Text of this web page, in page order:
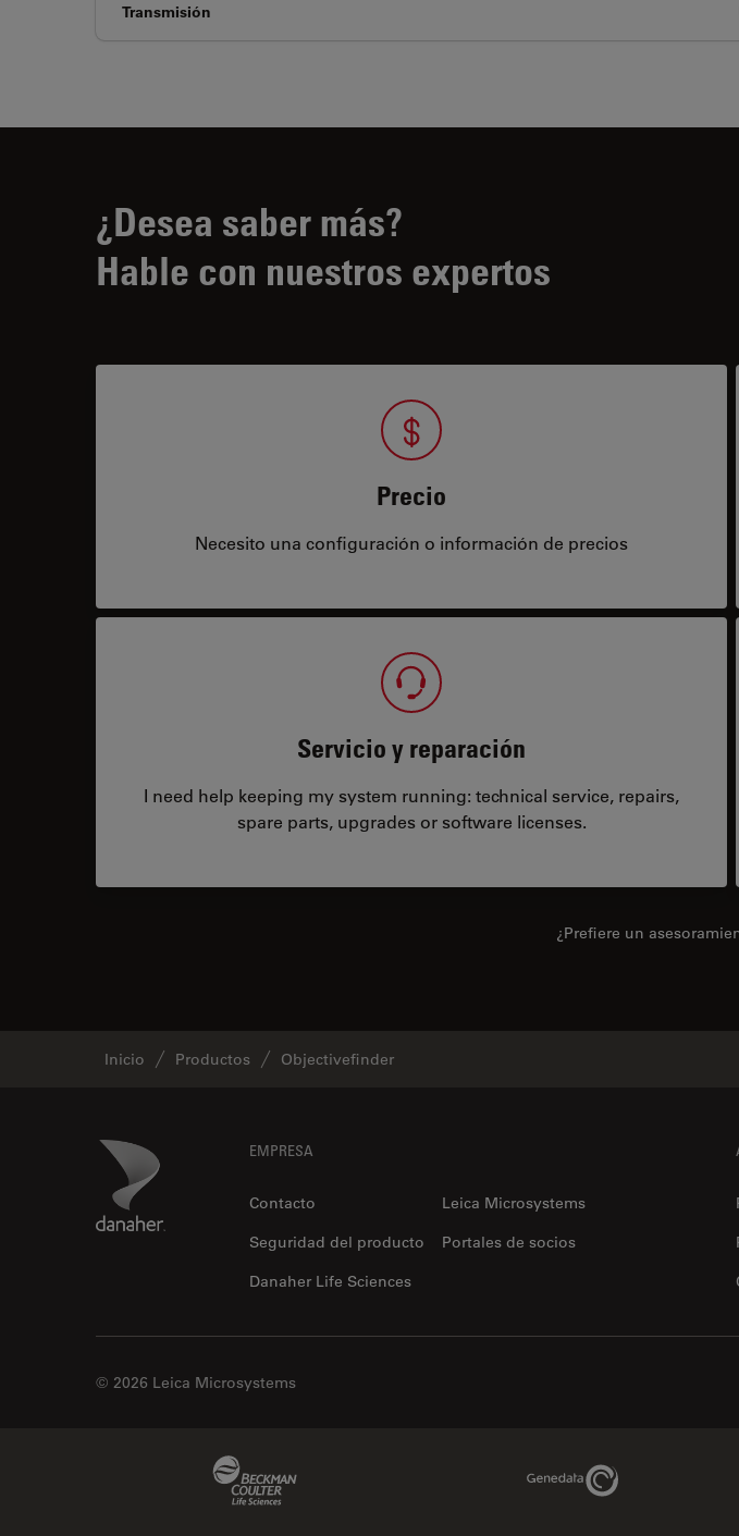
Transmisión
¿Desea saber más?
Hable con nuestros expertos
Precio
Necesito una configuración o información de precios
Servicio y reparación
I need help keeping my system running: technical service, repairs,
spare parts, upgrades or software licenses.
¿Prefiere un
Inicio Productos Objectivefinder
Danaher Logo EMPRESA
Contacto
Leica Microsystems
Seguridad del producto
Portales de socios
Danaher Life Sciences
© 2026 Leica Microsystems
Genedata Link